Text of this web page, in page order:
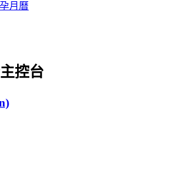
月曆
控台